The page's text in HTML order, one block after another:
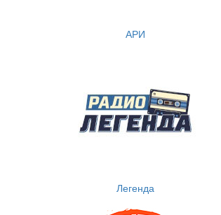
АРИ
Легенда